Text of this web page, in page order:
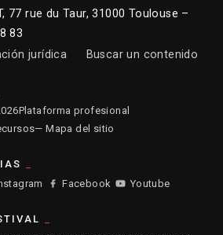
77 rue du Taur, 31000 Toulouse –
83
jurídica Buscar un contenido
Plataforma profesional
— Mapa del sitio
Facebook Youtube